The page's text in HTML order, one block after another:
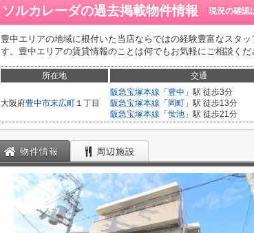
ソルカレーダの過去掲載物件情報 現況の確認
豊中エリアの地域に根付いた当店ならではの経験豊富なスタ
す。豊中エリアの賃貸情報のことは何でもお気軽にご相談くだ
所在地 交通
大阪府豊中市末広町 １丁目
阪急宝塚本線 「 豊中 」駅 徒歩3分
阪急宝塚本線 「 岡町 」駅 徒歩13分
阪急宝塚本線 「 蛍池 」駅 徒歩21分
物件情報 周辺施設